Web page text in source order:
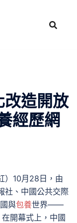
改造開放
經歷網
）10月28日，由
社、中國公共交際
與包養世界——
開幕式上，中國